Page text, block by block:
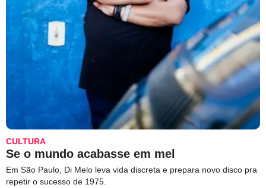
CULTURA
Se o mundo acabasse em mel
Em São Paulo, Di Melo leva vida discreta e prepara novo disco pra
repetir o sucesso de 1975.